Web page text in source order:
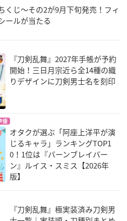
くじ～その2が9月下旬発売！フィ
ールが当たる
『刀剣乱舞』2027年手帳が予約
開始！三日月宗近ら全14種の織
りデザインに刀剣男士名を刻印
優
オタクが選ぶ「阿座上洋平が演
じるキャラ」ランキングTOP1
0！1位は『バーンブレイバー
ン』ルイス・スミス【2026年
版】
『刀剣乱舞』極実装済み刀剣男